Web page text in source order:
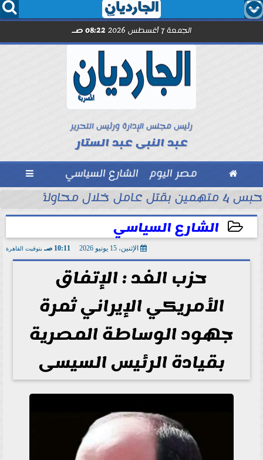
  
الجمعة 7 أغسطس 2026 08:22 صـ
رئيس مجلس الإدارة ورئيس التحرير
عبد النبى عبد الستار
 مصر اليوم الشارع السياسي 
..” محمد...حبس 4 متهمين بقتل عامل خلال محاولة سرقة دراجة نارية في المنوفية
الشارع السياسي
الإثنين، 15 يونيو 2026 10:11 صـ بتوقيت القاهرة
حزب الغد : الإتفاق
الأمريكي الإيراني ثمرة
جهود الوساطة المصرية
بقيادة الرئيس السيسى